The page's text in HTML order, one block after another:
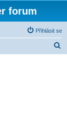
forum
Přihlásit se